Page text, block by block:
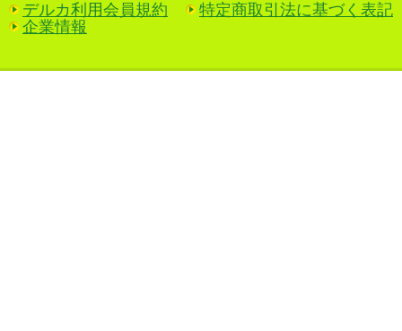
デルカ利用会員規約
特定商取引法に基づく表記
企業情報